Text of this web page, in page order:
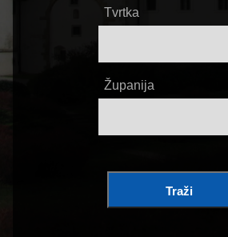
Tvrtka
Županija
Traži